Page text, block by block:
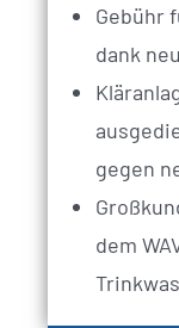
Gebühr
dank
gegen
dem